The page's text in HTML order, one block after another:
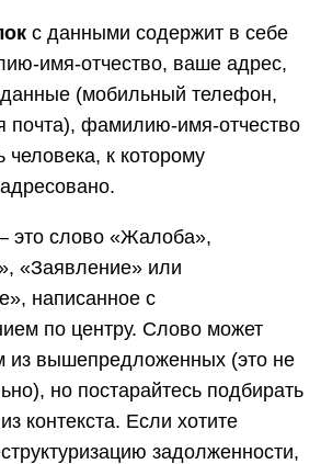
с данными содержит в себе
имя-отчество, ваше адрес,
данные (мобильный телефон,
почта), фамилию-имя-отчество
человека, к которому
это слово «Жалоба»,
«Заявление» или
написанное с
по центру. Слово может
из вышепредложенных (это не
но постарайтесь подбирать
контекста. Если хотите
задолженности,